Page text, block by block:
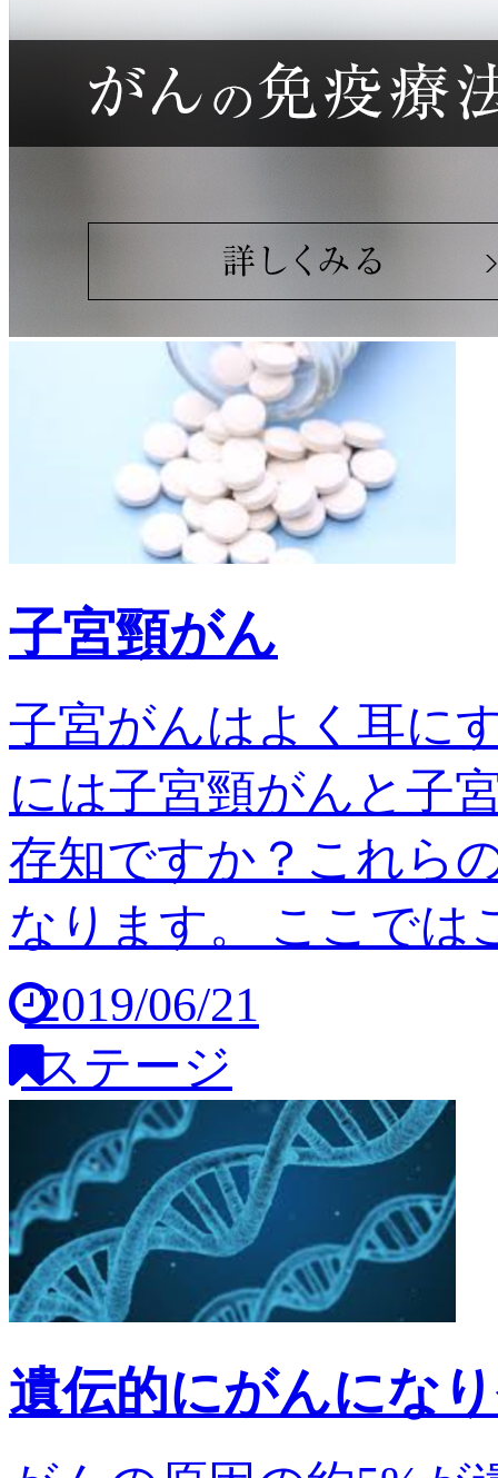
子宮頸がん
子宮がんはよく耳に
には子宮頸がんと子
存知ですか？これら
なります。 ここでは
2019/06/21
ステージ
遺伝的にがんにな